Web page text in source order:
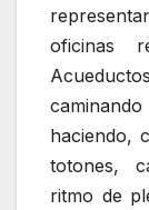
oficinas
haciendo,
totones,
ritmo de